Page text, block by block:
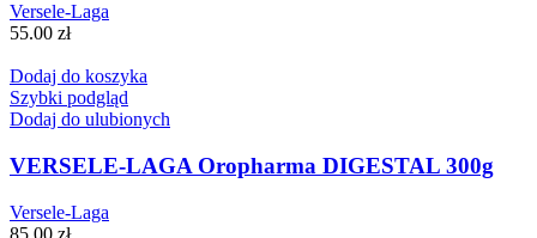
Versele-Laga
55.00 zł
Dodaj do koszyka
Szybki podgląd
Dodaj do ulubionych
VERSELE-LAGA Oropharma DIGESTAL 300g
Versele-Laga
85.00 zł